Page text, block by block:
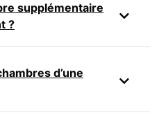
supplémentaire
?
d’une